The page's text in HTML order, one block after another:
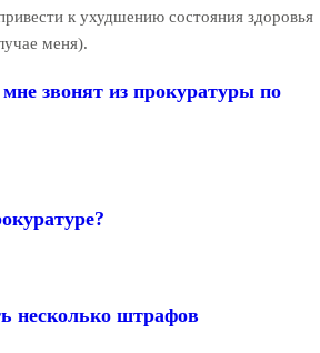
к ухудшению состояния здоровья
меня).
звонят из прокуратуры по
несколько штрафов